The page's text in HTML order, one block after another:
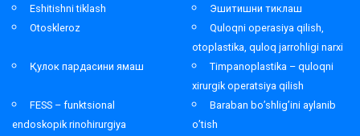
Eshitishni tiklash
Эшитишни тиклаш
Otoskleroz
Quloqni operasiya qilish,
otoplastika, quloq jarrohligi narxi
Қулок пардасини ямаш
Timpanoplastika – quloqni
xirurgik operatsiya qilish
FESS – funktsional
endoskopik rinohirurgiya
Baraban bo’shlig’ini aylanib
o’tish